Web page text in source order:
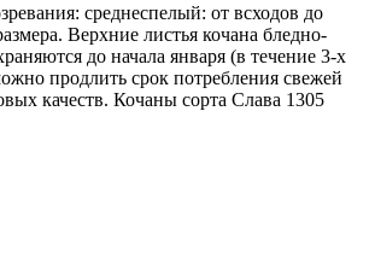
среднеспелый: от всходов до
Верхние листья кочана бледно-
до начала января (в течение 3-х
продлить срок потребления свежей
качеств. Кочаны сорта Слава 1305